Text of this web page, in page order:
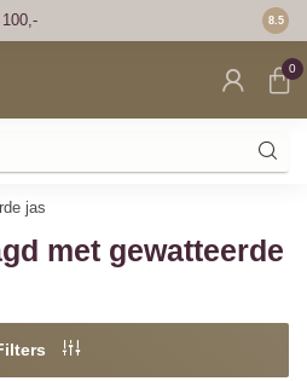
Voor
8.5
0
jas
met gewatteerde